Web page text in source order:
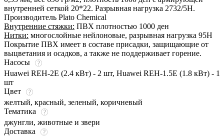
внутренней сеткой 20*22. Разрывная нагрузка 2732/5Н.
Производитель Plato Chemical
Внутренние стяжки: ПВХ плотностью 1000 ден
Нитки: многослойные нейлоновые, разрывная нагрузка 95Н
Покрытие ПВХ имеет в составе присадки, защищающие от
выцветания и осадков, а также не поддерживает горение.
Насосы
Huawei REH-2E (2.4 кВт) - 2 шт, Huawei REH-1.5E (1.8 кВт) - 1
шт
Цвет
желтый, красный, зеленый, коричневый
Тематика
джунгли, животные и звери
Доставка